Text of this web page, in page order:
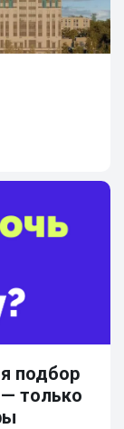
подбор
только